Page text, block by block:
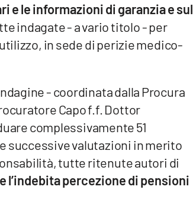
e le informazioni di garanzia e sul
indagate - a vario titolo - per
in sede di perizie medico-
- coordinata dalla Procura
Capo f.f. Dottor
complessivamente 51
successive valutazioni in merito
tutte ritenute autori di
l’indebita percezione di pensioni